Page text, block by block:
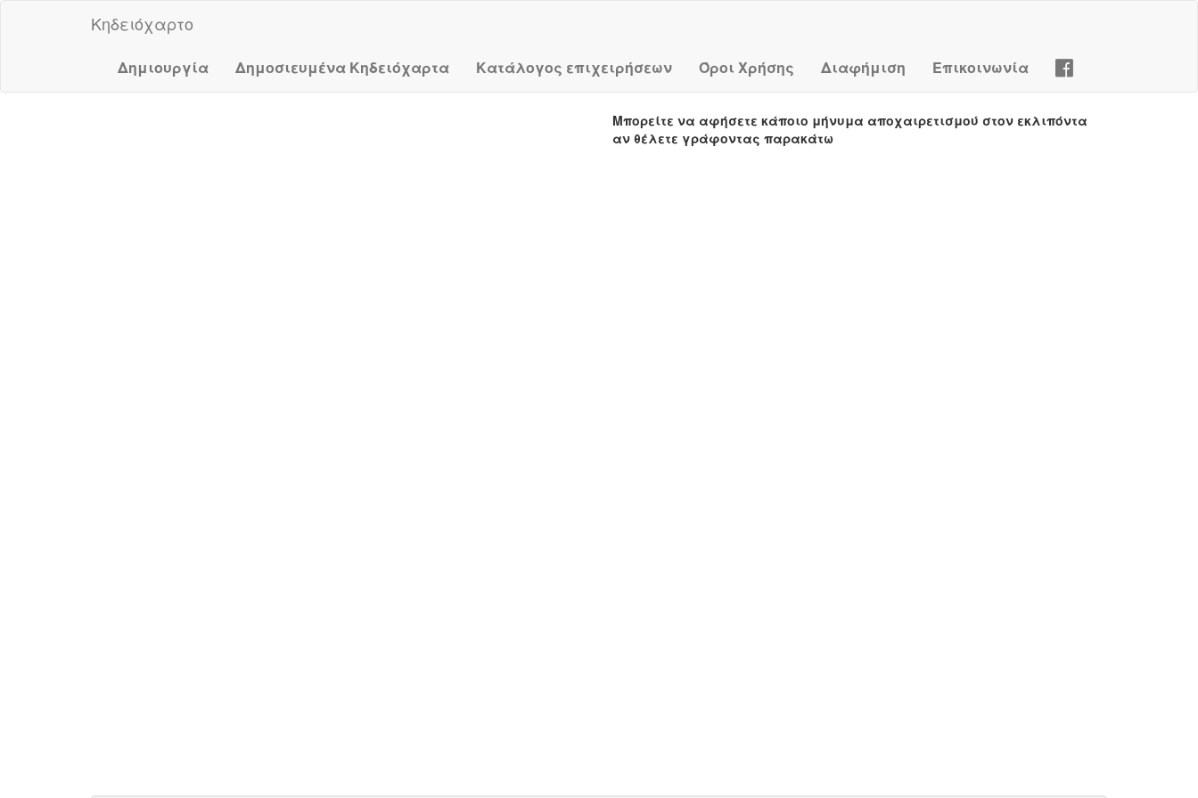
Κηδειόχαρτο
Δημιουργία Δημοσιευμένα Κηδειόχαρτα Κατάλογος επιχειρήσεων Όροι Χρήσης Διαφήμιση Επικοινωνία
Μπορείτε να αφήσετε κάποιο μήνυμα αποχαιρετισμού στον εκλιπόντα
αν θέλετε γράφοντας παρακάτω